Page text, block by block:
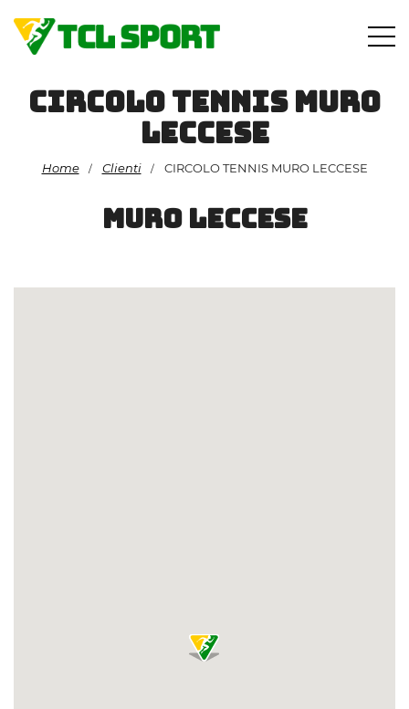
al
CIRCOLO TENNIS MURO
LECCESE
Home / Clienti / CIRCOLO TENNIS MURO LECCESE
MURO LECCESE